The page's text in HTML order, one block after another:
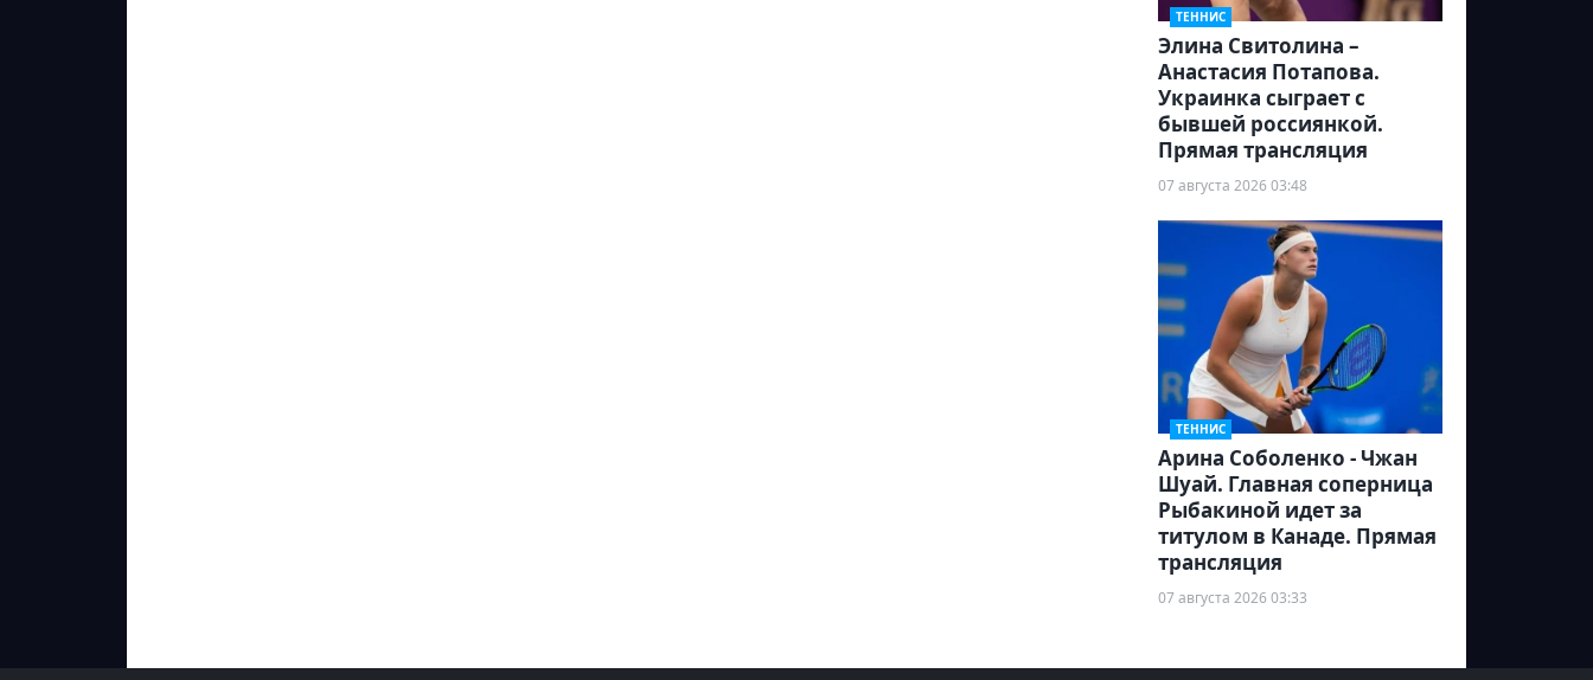
ТЕННИС
Элина Свитолина –
Анастасия Потапова.
Украинка сыграет с
бывшей россиянкой.
Прямая трансляция
07 августа 2026 03:48
ТЕННИС
Арина Соболенко - Чжан
Шуай. Главная соперница
Рыбакиной идет за
титулом в Канаде. Прямая
трансляция
07 августа 2026 03:33